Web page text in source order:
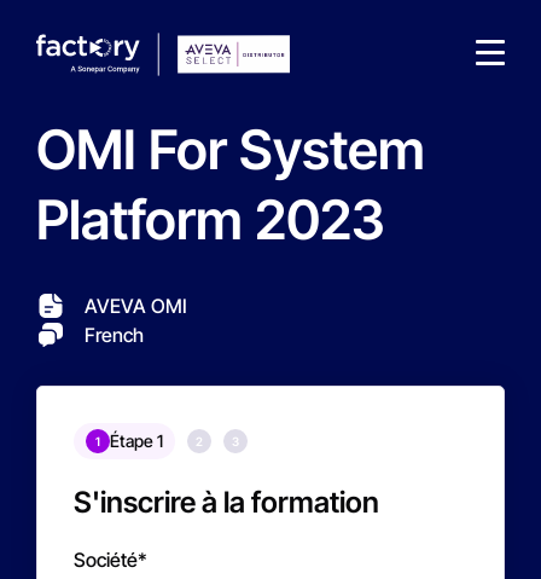
OMI For System
Platform 2023
AVEVA OMI
French
1 Étape 1 2 3
S'inscrire à la formation
Société*